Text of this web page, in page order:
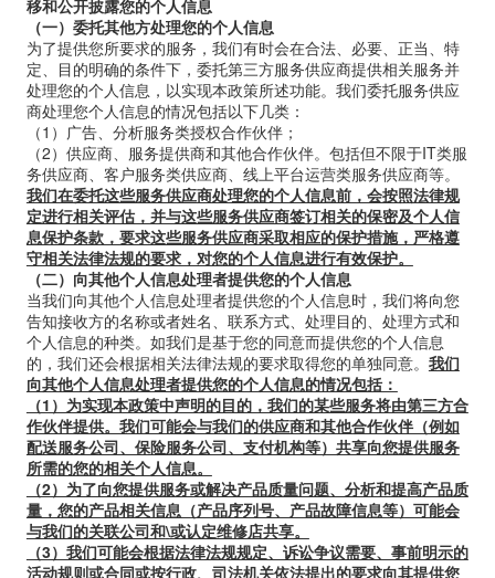
移和公开披露您的个人信息
（一）委托其他方处理您的个人信息
为了提供您所要求的服务，我们有时会在合法、必要、正当、特
定、目的明确的条件下，委托第三方服务供应商提供相关服务并
处理您的个人信息，以实现本政策所述功能。我们委托服务供应
商处理您个人信息的情况包括以下几类：
（1）广告、分析服务类授权合作伙伴；
（2）供应商、服务提供商和其他合作伙伴。包括但不限于IT类服
务供应商、客户服务类供应商、线上平台运营类服务供应商等。
我们在委托这些服务供应商处理您的个人信息前，会按照法律规
定进行相关评估，并与这些服务供应商签订相关的保密及个人信
息保护条款，要求这些服务供应商采取相应的保护措施，严格遵
守相关法律法规的要求，对您的个人信息进行有效保护。
（二）向其他个人信息处理者提供您的个人信息
当我们向其他个人信息处理者提供您的个人信息时，我们将向您
告知接收方的名称或者姓名、联系方式、处理目的、处理方式和
个人信息的种类。如我们是基于您的同意而提供您的个人信息
的，我们还会根据相关法律法规的要求取得您的单独同意。 我们
向其他个人信息处理者提供您的个人信息的情况包括：
（1）为实现本政策中声明的目的，我们的某些服务将由第三方合
作伙伴提供。我们可能会与我们的供应商和其他合作伙伴（例如
配送服务公司、保险服务公司、支付机构等）共享向您提供服务
所需的您的相关个人信息。
（2）为了向您提供服务或解决产品质量问题、分析和提高产品质
量，您的产品相关信息（产品序列号、产品故障信息等）可能会
与我们的关联公司和\或认定维修店共享。
（3）我们可能会根据法律法规规定、诉讼争议需要、事前明示的
活动规则或合同或按行政、司法机关依法提出的要求向其提供您